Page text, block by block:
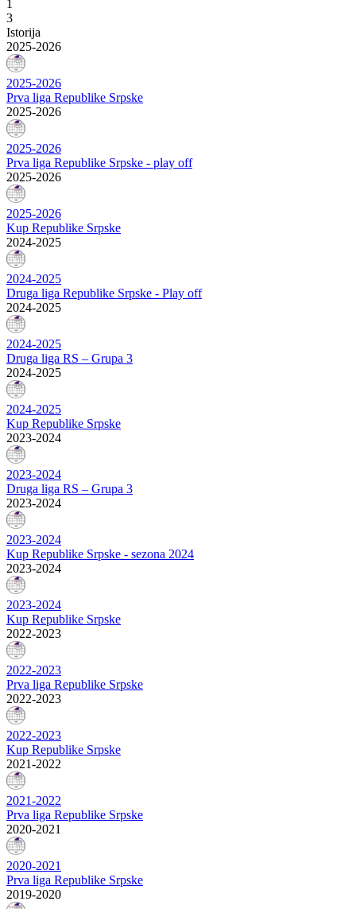
1
3
Istorija
2025-2026
2025-2026
Prva liga Republike Srpske
2025-2026
2025-2026
Prva liga Republike Srpske - play off
2025-2026
2025-2026
Kup Republike Srpske
2024-2025
2024-2025
Druga liga Republike Srpske - Play off
2024-2025
2024-2025
Druga liga RS – Grupa 3
2024-2025
2024-2025
Kup Republike Srpske
2023-2024
2023-2024
Druga liga RS – Grupa 3
2023-2024
2023-2024
Kup Republike Srpske - sezona 2024
2023-2024
2023-2024
Kup Republike Srpske
2022-2023
2022-2023
Prva liga Republike Srpske
2022-2023
2022-2023
Kup Republike Srpske
2021-2022
2021-2022
Prva liga Republike Srpske
2020-2021
2020-2021
Prva liga Republike Srpske
2019-2020